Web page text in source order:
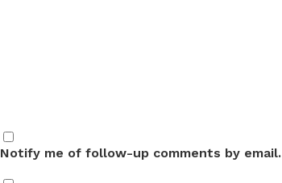
Notify me of follow-up comments by email.